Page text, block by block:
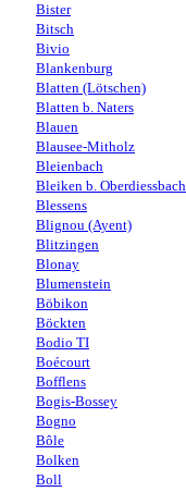
Bister
Bitsch
Bivio
Blankenburg
Blatten (Lötschen)
Blatten b. Naters
Blauen
Blausee-Mitholz
Bleienbach
Bleiken b. Oberdiessbach
Blessens
Blignou (Ayent)
Blitzingen
Blonay
Blumenstein
Böbikon
Böckten
Bodio TI
Boécourt
Bofflens
Bogis-Bossey
Bogno
Bôle
Bolken
Boll